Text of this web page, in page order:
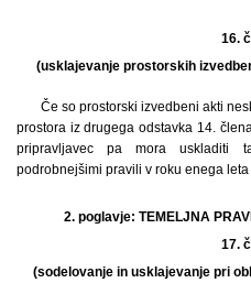
16.
(usklajevanje prostorskih
Če so prostorski izvedbeni akti
prostora iz drugega odstavka 14.
pripravljavec pa mora uskladiti
podrobnejšimi pravili v roku enega leta
2. poglavje: TEMELJNA
17.
(sodelovanje in usklajevanje pri